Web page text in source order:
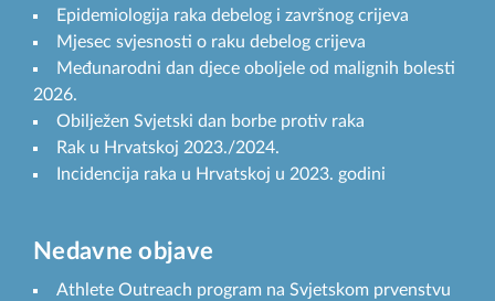
Epidemiologija raka debelog i završnog crijeva
Mjesec svjesnosti o raku debelog crijeva
Međunarodni dan djece oboljele od malignih bolesti
2026.
Obilježen Svjetski dan borbe protiv raka
Rak u Hrvatskoj 2023./2024.
Incidencija raka u Hrvatskoj u 2023. godini
Nedavne objave
Athlete Outreach program na Svjetskom prvenstvu